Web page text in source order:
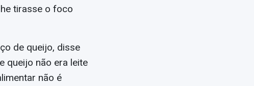
tirasse o foco
de queijo, disse
queijo não era leite
não é